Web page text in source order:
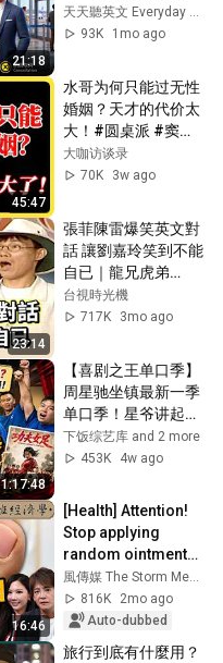
21:18
｜✅登機・登機門變
更・最後登機・延
學會｜🌱A1–A2逐句
跟讀｜每天50句英文
｜出國必備英文聽力
口說｜不用背多聽就
會用
93K
1mo ago
45:47
水哥为何只能过无性
婚姻？天才的代价太
大！#圆桌派 #窦文
涛 #马未都 #梁文道
#马家辉 #圆桌派第
大咖访谈录
70K
3w ago
23:14
張菲陳雷爆笑英文對
話 讓劉嘉玲笑到不能
自已｜龍兄虎弟
(1994)
台視時光機
717K
3mo ago
1:17:48
【喜剧之王单口季】
周星驰坐镇最新一季
单口季！星爷讲起脱
口秀简直是手拿把
掐！还顺带宣传最新
#周星驰 #搞笑
下饭综艺库 and 2 more
453K
4w ago
16:46
[Health] Attention!
Stop applying
random ointments!
A doctor reveals
the real cure,
eradicating f...
風傳媒 The Storm Media
816K
2mo ago
Auto-dubbed
旅行到底有什麼用？